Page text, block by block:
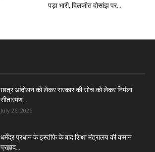
पड़ा भारी, दिलजीत दोसांझ पर...
छात्र आंदोलन को लेकर सरकार की सोच को लेकर निर्मला
सीतारमण...
July 26, 2026
धर्मेंद्र प्रधान के इस्तीफे के बाद शिक्षा मंत्रालय की कमान
प्रह्लाद...